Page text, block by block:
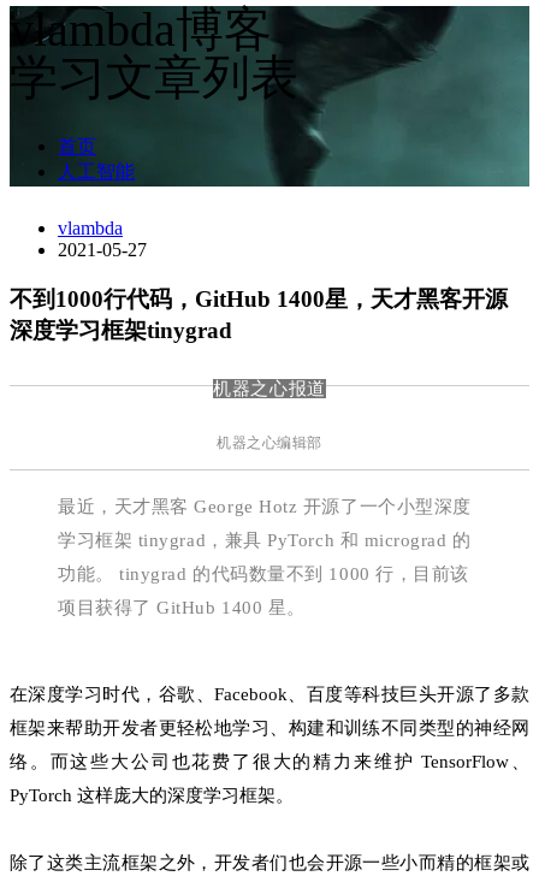
vlambda博客
学习文章列表
首页
人工智能
vlambda
2021-05-27
不到1000行代码，GitHub 1400星，天才黑客开源
深度学习框架tinygrad
机器之心报道
机器之心编辑部
最近，天才黑客 George Hotz 开源了一个小型深度
学习框架 tinygrad，兼具 PyTorch 和 micrograd 的
功能。
tinygrad 的代码数量不到 1000 行，目前该
项目获得了 GitHub 1400 星。
在深度学习时代，谷歌、Facebook、百度等科技巨头开源了多款
框架来帮助开发者更轻松地学习、构建和训练不同类型的神经网
络。而这些大公司也花费了很大的精力来维护 TensorFlow、
PyTorch 这样庞大的深度学习框架。
除了这类主流框架之外，开发者们也会开源一些小而精的框架或